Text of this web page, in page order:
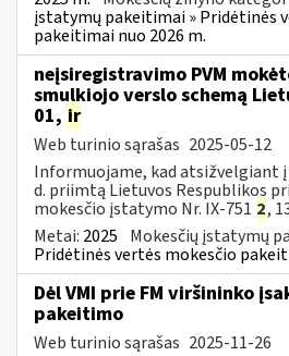
įstatymų pakeitimai » Pridėtinės
pakeitimai nuo 2026 m.
neįsiregistravimo PVM
smulkiojo verslo schemą
01, ir
Web turinio sąrašas 2025-05-12
Informuojame, kad atsižvelgiant į
d. priimtą Lietuvos Respublikos
mokesčio įstatymo Nr. IX-751 2,
Metai: 2025 Mokesčių įstatymų
Pridėtinės vertės mokesčio
Dėl VMI prie FM viršininko
pakeitimo
Web turinio sąrašas 2025-11-26